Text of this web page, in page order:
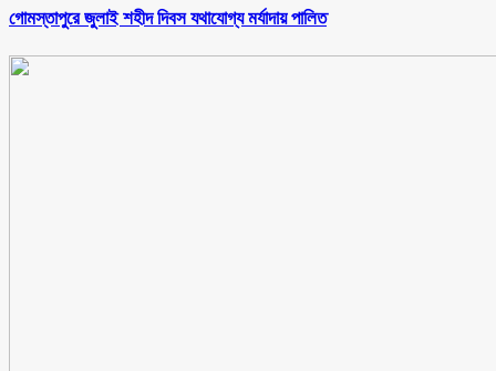
গোমস্তাপুরে জুলাই শহীদ দিবস যথাযোগ্য মর্যাদায় পালিত